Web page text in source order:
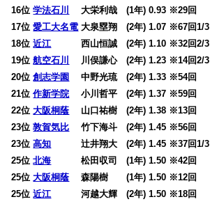
16位学法石川
大栄利哉 (1年) 0.93 ※29回
17位愛工大名電 大泉塁翔 (2年) 1.07 ※67回1/3
18位近江 西山恒誠 (2年) 1.10 ※32回2/3
19位航空石川
川俣謙心 (2年) 1.23 ※14回2/3
20位創志学園 中野光琉 (2年) 1.33 ※54回
21位作新学院 小川哲平 (2年) 1.37 ※59回
22位大阪桐蔭 山口祐樹 (2年) 1.38 ※13回
23位敦賀気比 竹下海斗 (2年) 1.45 ※56回
23位高知 辻井翔大 (2年) 1.45 ※37回1/3
25位北海 松田収司 (1年) 1.50 ※42回
25位大阪桐蔭 森陽樹 (1年) 1.50 ※12回
25位近江 河越大輝 (2年) 1.50 ※18回